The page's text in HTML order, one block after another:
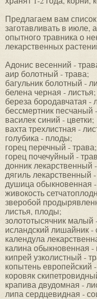
Предлагаем вам
заготавливать в июле,
опытного травника о
лекарственных
Адонис весенний -
аир болотный - трава;
багульник болотный -
белена черная - листья;
береза бородавчатая -
бессмертник песчаный
василек синий - цветки;
вахта трехлистная -
голубика - плоды;
горец перечный - трава;
горец почечуйный -
донник лекарственный
дягиль лекарственный
душица обыкновенная
живокость
зверобой
листья, плоды;
золототысячник малый
исландский лишайник
календула
калина обыкновенная -
кипрей узколистный -
копытень европейский
коровяк
крапива двудомная -
липа сердцевидная -